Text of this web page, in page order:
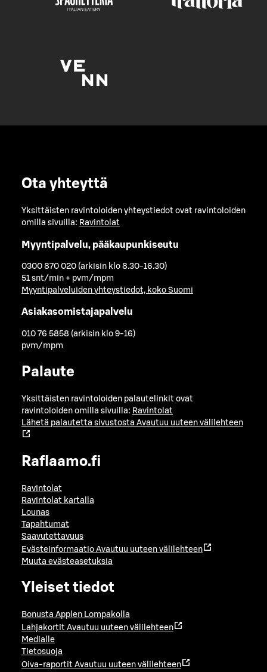
Ota yhteyttä
Yksittäisten ravintoloiden yhteystiedot ovat ravintoloiden
omilla sivuilla: Ravintolat
Myyntipalvelu, pääkaupunkiseutu
0300 870 020 (arkisin klo 8.30-16.30)
51 snt/min + pvm/mpm
Myyntipalveluiden yhteystiedot, koko Suomi
Asiakasomistajapalvelu
010 76 5858 (arkisin klo 9-16)
pvm/mpm
Palaute
Yksittäisten ravintoloiden palautelinkit ovat
ravintoloiden omilla sivuilla: Ravintolat
Lähetä palautetta sivustosta Avautuu uuteen välilehteen
Raflaamo.fi
Ravintolat
Ravintolat kartalla
Lounas
Tapahtumat
Saavutettavuus
Evästeinformaatio Avautuu uuteen välilehteen
Muuta evästeasetuksia
Yleiset tiedot
Bonusta Applen Lompakolla
Lahjakortit Avautuu uuteen välilehteen
Medialle
Tietosuoja
Oiva-raportit Avautuu uuteen välilehteen